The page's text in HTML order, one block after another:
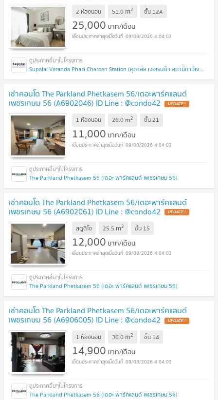
@condo42
2 ห้องนอน 51.0 m2 ชั้น 12A
25,000 บาท/เดือน
09/08/2026 4:04:03
Supalai Veranda Phasi Charoen Station (ศุภาลัย เวอเรนด้า สถานีภาษีเจริญ)
เช่าคอนโด The Parkland Phetkasem 56/เดอะพาร์คแลนด์
เพชรเกษม 56 (A6902046) ID Line : @condo42
1 ห้องนอน 26.0 m2 ชั้น21
11,000 บาท/เดือน
09/08/2026 4:04:03
The Parkland Phetkasem 56 (เดอะ พาร์คแลนด์ เพชรเกษม 56)
เช่าคอนโด The Parkland Phetkasem 56/เดอะพาร์คแลนด์
เพชรเกษม 56 (A6902061) ID Line : @condo42
สตูดิโอ 25.5 m2 ชั้น 15
12,000 บาท/เดือน
09/08/2026 4:04:03
The Parkland Phetkasem 56 (เดอะ พาร์คแลนด์ เพชรเกษม 56)
เช่าคอนโด The Parkland Phetkasem 56/เดอะพาร์คแลนด์
เพชรเกษม 56 (A6906005) ID Line : @condo42
1 ห้องนอน 36.0 m2 ชั้น 14
14,900 บาท/เดือน
09/08/2026 4:04:03
The Parkland Phetkasem 56 (เดอะ พาร์คแลนด์ เพชรเกษม 56)